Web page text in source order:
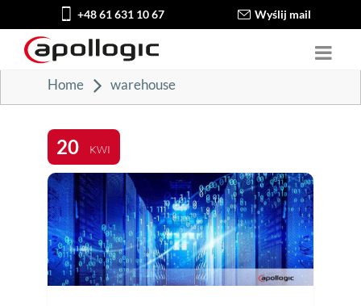
+48 61 631 10 67 Wyślij mail
Home warehouse
20 KWI